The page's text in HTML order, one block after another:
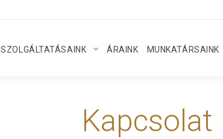
SZOLGÁLTATÁSAINK ÁRAINK MUNKATÁRSAINK
Kapcsolat